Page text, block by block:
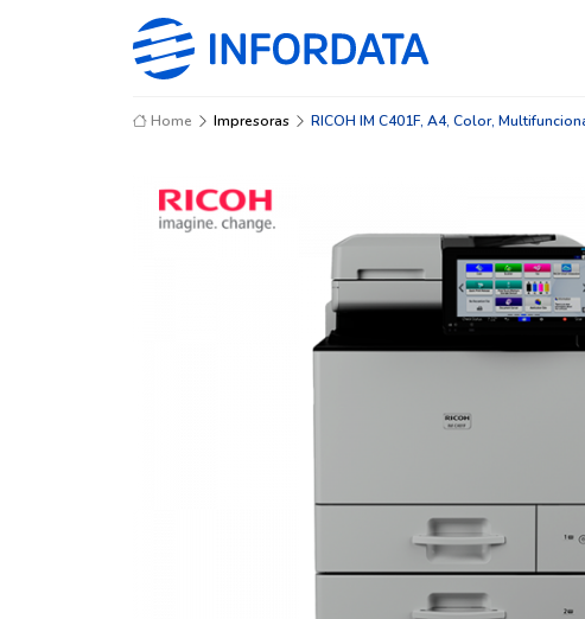
Home Impresoras RICOH IM C401F, A4, Color,